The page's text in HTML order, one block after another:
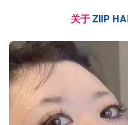
关于ZIIP